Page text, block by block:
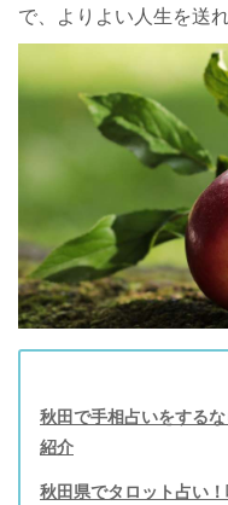
で、よりよい人生を送
秋田で手相占いをする
紹介
秋田県でタロット占い